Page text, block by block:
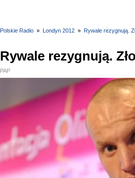
Polskie Radio » Londyn 2012 » Rywale rezygnują.
Rywale rezygnują.
PAP